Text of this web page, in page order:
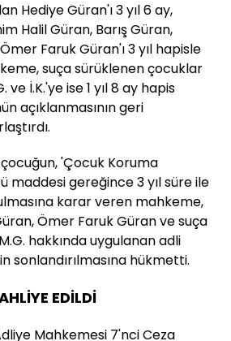
Hediye Güran'ı 3 yıl 6 ay,
Halil Güran, Barış Güran,
Faruk Güran'ı 3 yıl hapisle
suça sürüklenen çocuklar
ve İ.K.'ye ise 1 yıl 8 ay hapis
açıklanmasının geri
'Çocuk Koruma
maddesi gereğince 3 yıl süre ile
karar veren mahkeme,
Ömer Faruk Güran ve suça
hakkında uygulanan adli
sonlandırılmasına hükmetti.
EDİLDİ
Mahkemesi 7'nci Ceza